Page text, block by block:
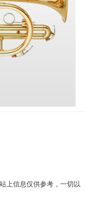
上信息仅供参考，一切以